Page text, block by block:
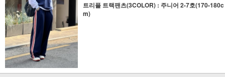
트리플 트랙팬츠(3COLOR) : 주니어 2-7호(170-180c
m)